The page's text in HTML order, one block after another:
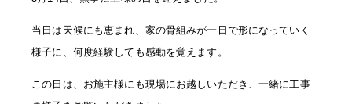
当日は天候にも恵まれ、家の骨組みが一日で形になっていく
様子に、何度経験しても感動を覚えます。
この日は、お施主様にも現場にお越しいただき、一緒に工事